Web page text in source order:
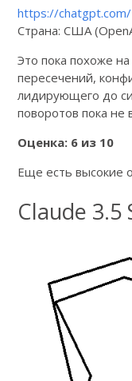
https://chatgpt.com/
Страна: США
Это пока похоже
пересечений,
лидирующего до
поворотов пока не
Оценка: 6 из 10
Еще есть высокие
Claude 3.5